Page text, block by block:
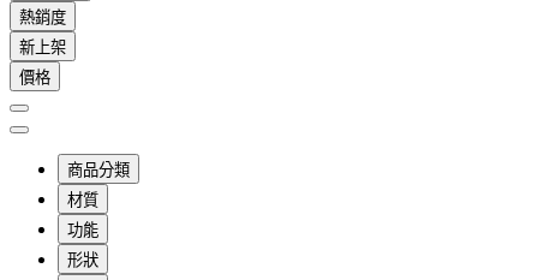
熱銷度
新上架
價格
商品分類
材質
功能
形狀